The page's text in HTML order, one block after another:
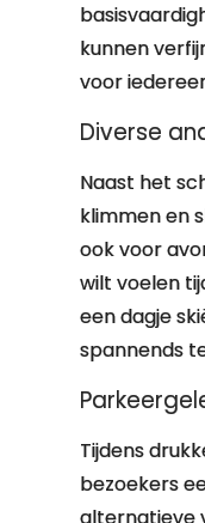
kunnen
voor
Diverse
Naast het
klimmen en
ook voor
wilt voelen
een dagje
spannends
Tijdens
bezoekers